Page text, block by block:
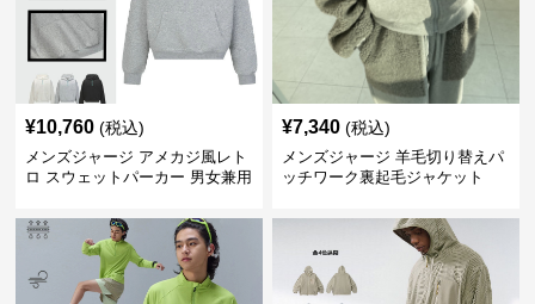
¥10,760 (税込)
メンズジャージ アメカジ風レト
ロ スウェットパーカー 男女兼用
¥7,340 (税込)
メンズジャージ 羊毛切り替えパ
ッチワーク裏起毛ジャケット